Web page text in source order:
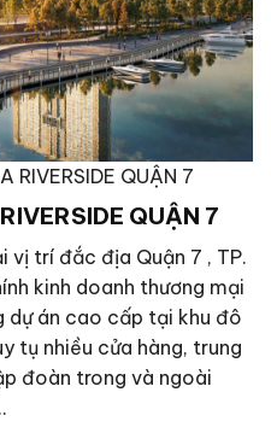
RIVERSIDE QUẬN 7
QUẬN 7
vị trí đắc địa Quận 7 , TP.
kinh doanh thương mại
dự án cao cấp tại khu đô
tụ nhiều cửa hàng, trung
đoàn trong và ngoài